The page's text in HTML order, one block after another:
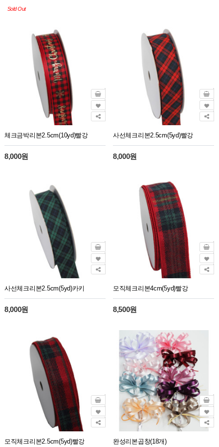
Sold Out
체크금박리본2.5cm(10yd)빨강
8,000원
사선체크리본2.5cm(5yd)빨강
8,000원
사선체크리본2.5cm(5yd)카키
8,000원
모직체크리본4cm(5yd)빨강
8,500원
모직체크리본2.5cm(5yd)빨강 완성리본곱창(18개)